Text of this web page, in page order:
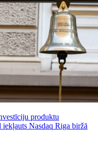
produktu
Nasdaq Riga biržā